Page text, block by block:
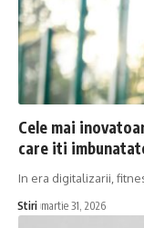
Cele mai
care iti
In era digitalizarii,
Stiri martie 31, 2026